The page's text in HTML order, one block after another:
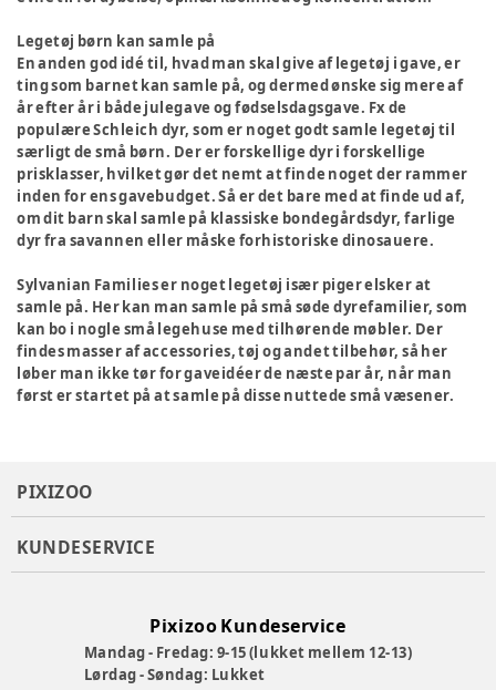
Legetøj børn kan samle på
En anden god idé til, hvad man skal give af legetøj i gave, er
ting som barnet kan samle på, og dermed ønske sig mere af
år efter år i både julegave og fødselsdagsgave. Fx de
populære Schleich dyr, som er noget godt samle legetøj til
særligt de små børn. Der er forskellige dyr i forskellige
prisklasser, hvilket gør det nemt at finde noget der rammer
inden for ens gavebudget. Så er det bare med at finde ud af,
om dit barn skal samle på klassiske bondegårdsdyr, farlige
dyr fra savannen eller måske forhistoriske dinosauere.
Sylvanian Families er noget legetøj især piger elsker at
samle på. Her kan man samle på små søde dyrefamilier, som
kan bo i nogle små legehuse med tilhørende møbler. Der
findes masser af accessories, tøj og andet tilbehør, så her
løber man ikke tør for gaveidéer de næste par år, når man
først er startet på at samle på disse nuttede små væsener.
PIXIZOO
KUNDESERVICE
Pixizoo Kundeservice
Mandag - Fredag: 9-15 (lukket mellem 12-13)
Lørdag - Søndag: Lukket